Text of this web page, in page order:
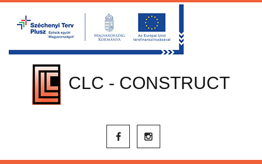
CLC - CONSTRUCT